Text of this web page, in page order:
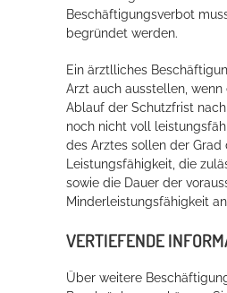
Beschäftigungsverbot
begründet werden.
Ein ärztlliches
Arzt auch ausstellen, wenn
Ablauf der Schutzfrist
noch nicht voll
des Arztes sollen der
Leistungsfähigkeit, die
sowie die Dauer der
Minderleistungsfähigkeit
VERTIEFENDE
Über weitere